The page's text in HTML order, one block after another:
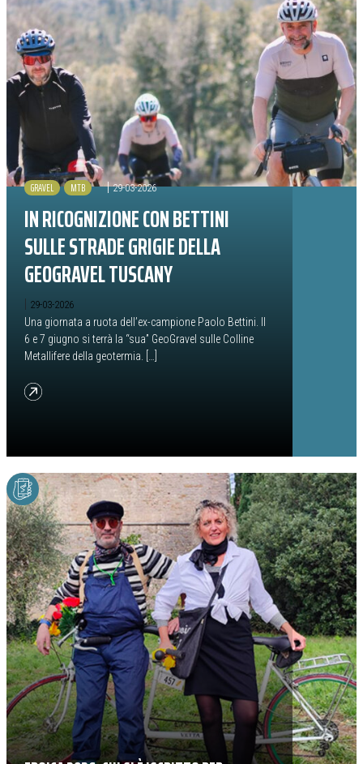
IN RICOGNIZIONE CON BETTINI
SULLE STRADE GRIGIE DELLA
GEOGRAVEL TUSCANY
29-03-2026
Una giornata a ruota dell’ex-campione Paolo Bettini. Il
6 e 7 giugno si terrà la “sua” GeoGravel sulle Colline
Metallifere della geotermia. […]
from In ricognizione con Bettini sulle strade grigie della GeoGravel Tuscany
GRAVEL MTB |29-03-2026